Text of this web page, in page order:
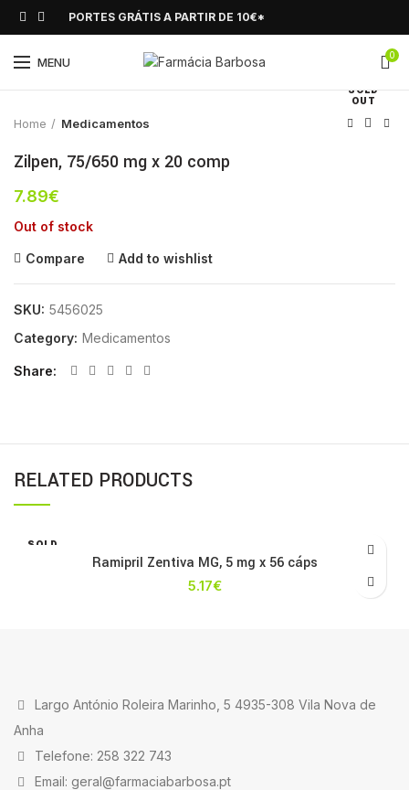
PORTES GRÁTIS A PARTIR DE 10€*
MENU 0
SOLD
OUT
Click to enlarge
Home Medicamentos
Zilpen, 75/650 mg x 20 comp
7.89€
Out of stock
Compare Add to wishlist
SKU: 5456025
Category: Medicamentos
Share
RELATED PRODUCTS
SOLD
Ramipril Zentiva MG, 5 mg x 56 cáps
5.17€
Largo António Roleira Marinho, 5 4935-308 Vila Nova de
Anha
Telefone: 258 322 743
Email: geral@farmaciabarbosa.pt